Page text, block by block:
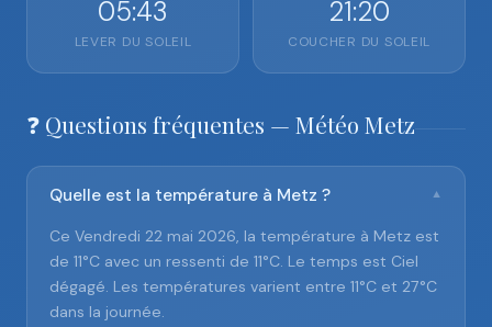
05:43
LEVER DU SOLEIL
21:20
COUCHER DU SOLEIL
❓ Questions fréquentes — Météo Metz
Quelle est la température à Metz ? ▼
Ce Vendredi 22 mai 2026, la température à Metz est
de 11°C avec un ressenti de 11°C. Le temps est Ciel
dégagé. Les températures varient entre 11°C et 27°C
dans la journée.